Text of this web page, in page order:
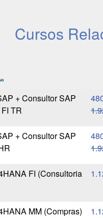
Cursos
+ Consultor SAP
TR
+ Consultor SAP
FI (Consultoria
MM (Compras)